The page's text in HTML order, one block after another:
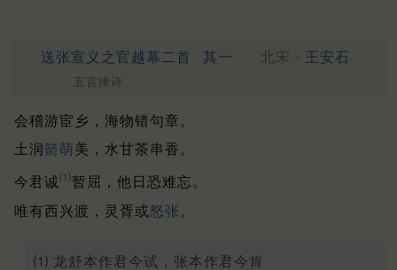
送张宣义之官越幕二首 其一 北宋 · 王安石
五言律诗
会稽游宦乡，海物错句章。
土润箭萌美，水甘茶串香。
今君诚⑴暂屈，他日恐难忘。
唯有西兴渡，灵胥或怒张 。
⑴ 龙舒本作君今试，张本作君今肯